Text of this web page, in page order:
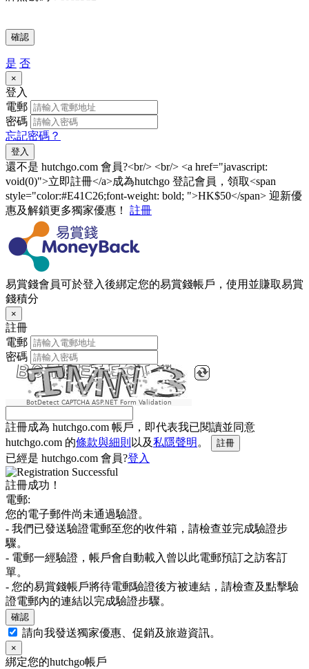
確認
是 否
×
登入
電郵
密碼
忘記密碼？
登入
還不是 hutchgo.com 會員?<br/> <br/> <a href="javascript:
void(0)">立即註冊</a>成為hutchgo 登記會員，領取<span
style="color:#E41C26;font-weight: bold; ">HK$50</span> 迎新優
惠及解鎖更多獨家優惠！ 註冊
易賞錢會員可於登入後綁定您的易賞錢帳戶，使用並賺取易賞
錢積分
×
註冊
電郵
密碼
BotDetect CAPTCHA ASP.NET Form Validation
註冊成為 hutchgo.com 帳戶，即代表我已閱讀並同意
hutchgo.com 的條款與細則 以及私隱聲明。 註冊
已經是 hutchgo.com 會員?登入
註冊成功！
電郵:
您的電子郵件尚未通過驗證。
- 我們已發送驗證電郵至您的收件箱，請檢查並完成驗證步
驟。
- 電郵一經驗證，帳戶會自動載入曾以此電郵預訂之訪客訂
單。
- 您的易賞錢帳戶將待電郵驗證後方被連結，請檢查及點擊驗
證電郵內的連結以完成驗證步驟。
確認
請向我發送獨家優惠、促銷及旅遊資訊。
×
綁定您的hutchgo帳戶